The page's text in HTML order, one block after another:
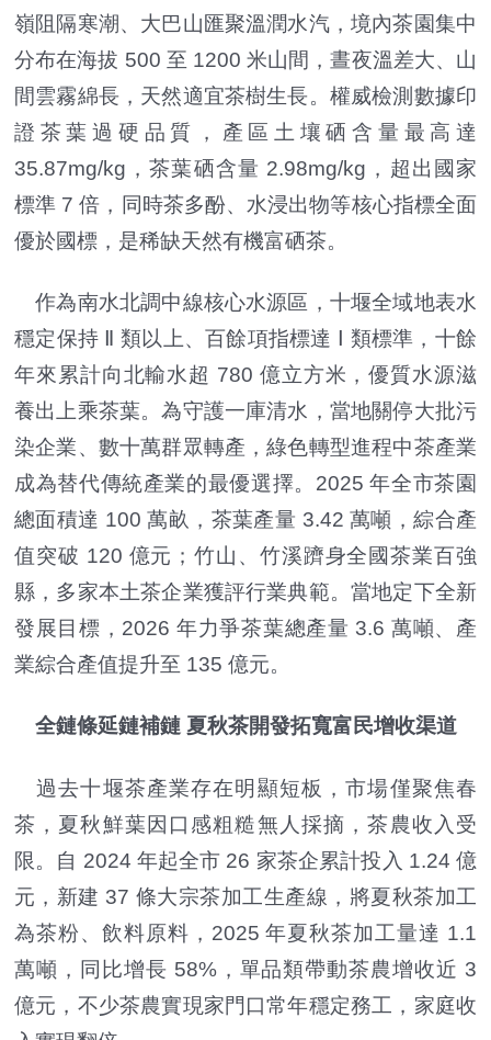
嶺阻隔寒潮、大巴山匯聚溫潤水汽，境內茶園集中
分布在海拔 500 至 1200 米山間，晝夜溫差大、山
間雲霧綿長，天然適宜茶樹生長。權威檢測數據印
證茶葉過硬品質，產區土壤硒含量最高達
35.87mg/kg，茶葉硒含量 2.98mg/kg，超出國家
標準 7 倍，同時茶多酚、水浸出物等核心指標全面
優於國標，是稀缺天然有機富硒茶。
作為南水北調中線核心水源區，十堰全域地表水
穩定保持 Ⅱ 類以上、百餘項指標達 Ⅰ 類標準，十餘
年來累計向北輸水超 780 億立方米，優質水源滋
養出上乘茶葉。為守護一庫清水，當地關停大批污
染企業、數十萬群眾轉產，綠色轉型進程中茶產業
成為替代傳統產業的最優選擇。2025 年全市茶園
總面積達 100 萬畝，茶葉產量 3.42 萬噸，綜合產
值突破 120 億元；竹山、竹溪躋身全國茶業百強
縣，多家本土茶企業獲評行業典範。當地定下全新
發展目標，2026 年力爭茶葉總產量 3.6 萬噸、產
業綜合產值提升至 135 億元。
全鏈條延鏈補鏈 夏秋茶開發拓寬富民增收渠道
過去十堰茶產業存在明顯短板，市場僅聚焦春
茶，夏秋鮮葉因口感粗糙無人採摘，茶農收入受
限。自 2024 年起全市 26 家茶企累計投入 1.24 億
元，新建 37 條大宗茶加工生產線，將夏秋茶加工
為茶粉、飲料原料，2025 年夏秋茶加工量達 1.1
萬噸，同比增長 58%，單品類帶動茶農增收近 3
億元，不少茶農實現家門口常年穩定務工，家庭收